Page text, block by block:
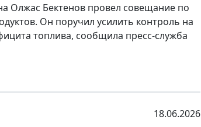
Олжас Бектенов провел совещание по
Он поручил усилить контроль на
топлива, сообщила пресс-служба
18.06.2026